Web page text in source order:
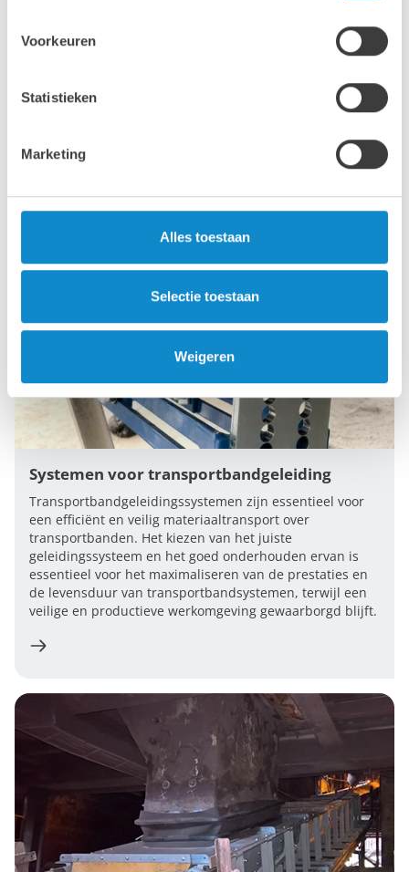
Voorkeuren
Statistieken
Marketing
Alles toestaan
Selectie toestaan
Weigeren
verminderen glijbalken de wrijving op de band. Beide
oplossingen worden toegepast in situaties waar het
Systemen voor transportbandgeleiding
Transportbandgeleidingssystemen zijn essentieel voor
een efficiënt en veilig materiaaltransport over
transportbanden. Het kiezen van het juiste
geleidingssysteem en het goed onderhouden ervan is
essentieel voor het maximaliseren van de prestaties en
de levensduur van transportbandsystemen, terwijl een
veilige en productieve werkomgeving gewaarborgd blijft.